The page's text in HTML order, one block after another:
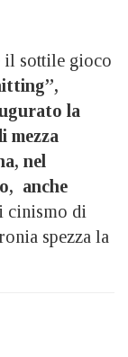
il sottile gioco
la
mezza
nel
anche
cinismo di
spezza la